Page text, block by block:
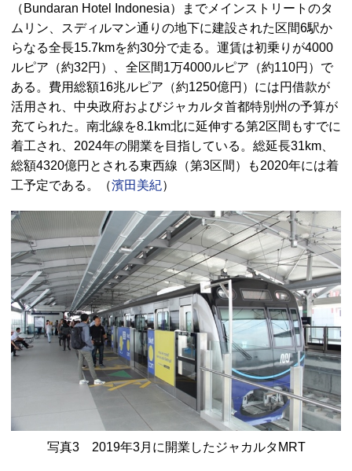
（Bundaran Hotel Indonesia）までメインストリートのタ
ムリン、スディルマン通りの地下に建設された区間6駅か
らなる全長15.7kmを約30分で走る。運賃は初乗りが4000
ルピア（約32円）、全区間1万4000ルピア（約110円）で
ある。費用総額16兆ルピア（約1250億円）には円借款が
活用され、中央政府およびジャカルタ首都特別州の予算が
充てられた。南北線を8.1km北に延伸する第2区間もすでに
着工され、2024年の開業を目指している。総延長31km、
総額4320億円とされる東西線（第3区間）も2020年には着
工予定である。（濱田美紀）
写真3 2019年3月に開業したジャカルタMRT